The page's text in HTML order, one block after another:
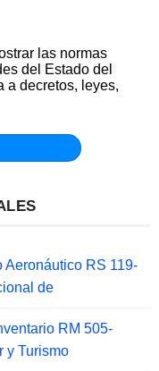
las normas
del Estado del
a decretos, leyes,
Aeronáutico RS 119-
de
RM 505-
y Turismo